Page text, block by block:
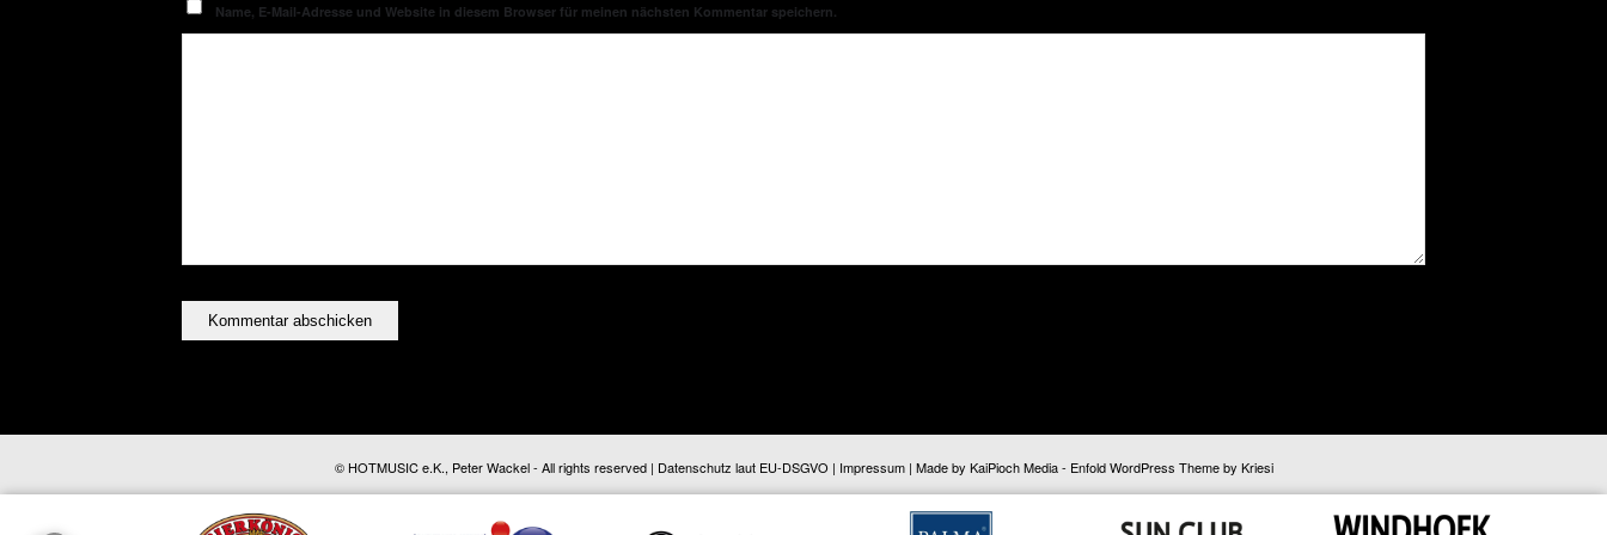
Name, E-Mail-Adresse und Website in diesem Browser für meinen nächsten Kommentar speichern.
© HOTMUSIC e.K., Peter Wackel - All rights reserved | Datenschutz laut EU-DSGVO | Impressum| Made by KaiPioch Media- Enfold WordPress Theme by Kriesi